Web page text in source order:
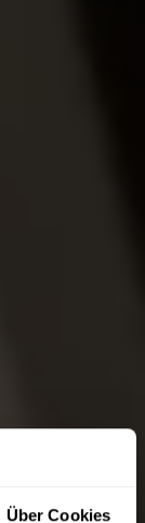
Über Cookies